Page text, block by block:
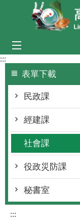
跳到主要內容區塊
:::
表單下載
民政課
經建課
社會課
役政災防課
秘書室
:::